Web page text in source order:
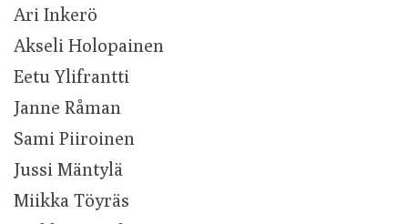
Ari Inkerö
Akseli Holopainen
Eetu Ylifrantti
Janne Råman
Sami Piiroinen
Jussi Mäntylä
Miikka Töyräs